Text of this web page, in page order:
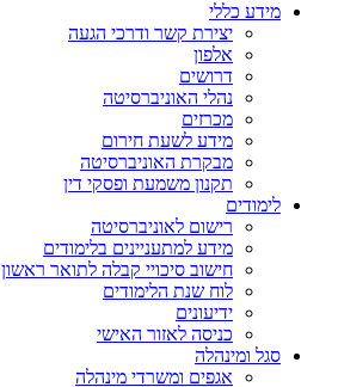
מידע כללי
יצירת קשר ודרכי הגעה
אלפון
דרושים
נהלי האוניברסיטה
מכרזים
מידע לשעת חירום
מבקרת האוניברסיטה
תקנון משמעת ופסקי דין
לימודים
רישום לאוניברסיטה
מידע למתעניינים בלימודים
חישוב סיכויי קבלה לתואר ראשון
לוח שנת הלימודים
ידיעונים
כניסה לאזור האישי
סגל ומינהלה
אגפים ומשרדי מינהלה